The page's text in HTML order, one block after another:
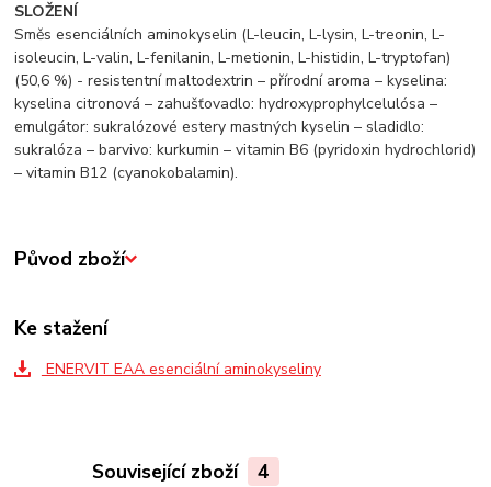
SLOŽENÍ
Směs esenciálních aminokyselin (L-leucin, L-lysin, L-treonin, L-
isoleucin, L-valin, L-fenilanin, L-metionin, L-histidin, L-tryptofan)
(50,6 %) - resistentní maltodextrin – přírodní aroma – kyselina:
kyselina citronová – zahušťovadlo: hydroxyprophylcelulósa –
emulgátor: sukralózové estery mastných kyselin – sladidlo:
sukralóza – barvivo: kurkumin – vitamin B6 (pyridoxin hydrochlorid)
– vitamin B12 (cyanokobalamin).
Původ zboží
Ke stažení
ENERVIT EAA esenciální aminokyseliny
Související zboží 4